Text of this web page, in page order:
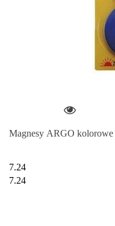
Magnesy ARGO
7.24
7.24